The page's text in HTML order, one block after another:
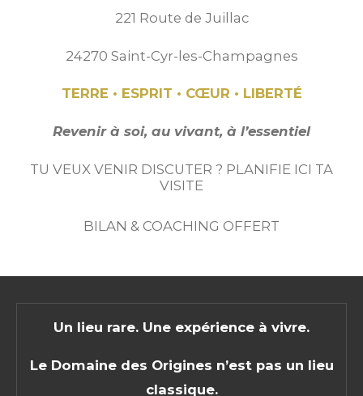
221 Route de Juillac
24270 Saint-Cyr-les-Champagnes
TERRE • ESPRIT • CŒUR • LIBERTÉ
Revenir à soi, au vivant, à l’essentiel
TU VEUX VENIR DISCUTER ? PLANIFIE ICI TA
VISITE
BILAN & COACHING OFFERT
Un lieu rare. Une expérience à vivre.
Le Domaine des Origines n’est pas un lieu
classique.